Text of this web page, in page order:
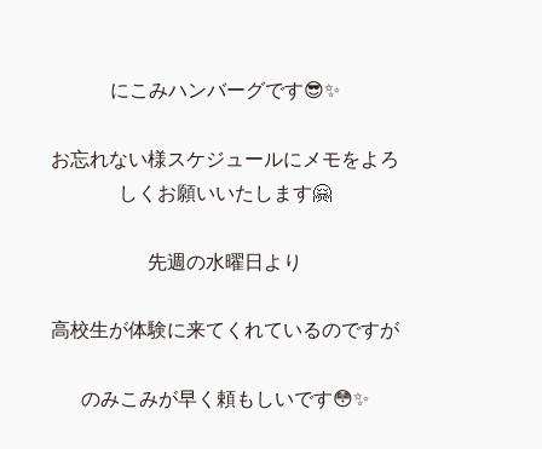
にこみハンバーグです😎✨
お忘れない様スケジュールにメモをよろ
しくお願いいたします🤗
先週の水曜日より
高校生が体験に来てくれているのですが
のみこみが早く頼もしいです😳✨